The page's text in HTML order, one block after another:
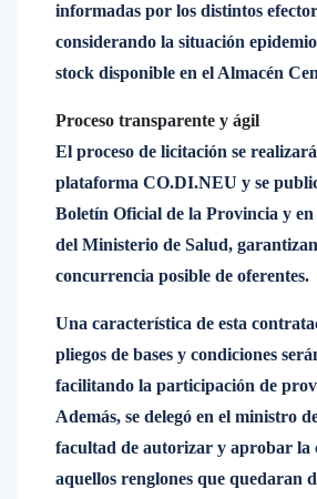
informadas por los distintos
considerando la situación
stock disponible en el Almacén
Proceso transparente y ágil
El proceso de licitación se
plataforma CO.DI.NEU y se
Boletín Oficial de la Provincia y
del Ministerio de Salud,
concurrencia posible de oferentes.
Una característica de esta
pliegos de bases y condiciones
facilitando la participación de
Además, se delegó en el ministro
facultad de autorizar y aprobar la
aquellos renglones que quedaran